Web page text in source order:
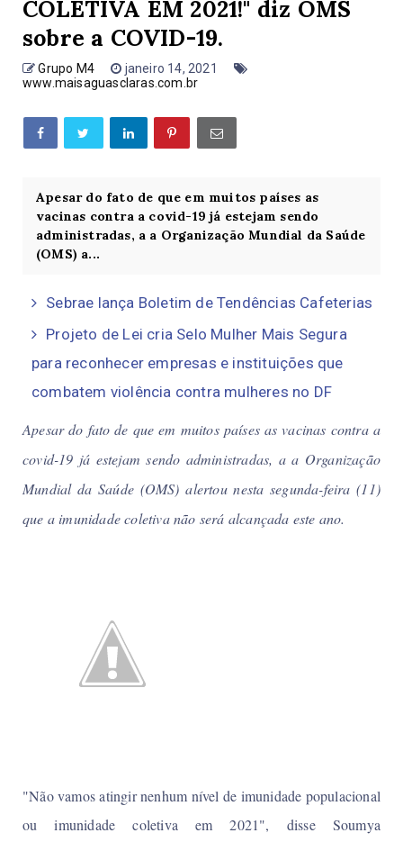
COLETIVA EM 2021!" diz OMS
sobre a COVID-19.
Grupo M4
janeiro 14, 2021
www.maisaguasclaras.com.br
Apesar do fato de que em muitos países as
vacinas contra a covid-19 já estejam sendo
administradas, a a Organização Mundial da Saúde
(OMS) a...
Sebrae lança Boletim de Tendências Cafeterias
Projeto de Lei cria Selo Mulher Mais Segura
para reconhecer empresas e instituições que
combatem violência contra mulheres no DF
Apesar do fato de que em muitos países as vacinas contra a
covid-19 já estejam sendo administradas, a a Organização
Mundial da Saúde (OMS) alertou nesta segunda-feira (11)
que a imunidade coletiva não será alcançada este ano.
"Não vamos atingir nenhum nível de imunidade populacional
ou imunidade coletiva em 2021", disse Soumya